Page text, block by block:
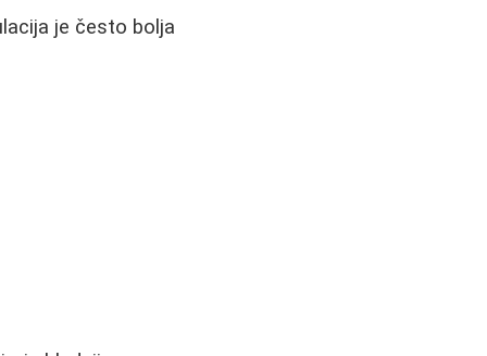
je često bolja